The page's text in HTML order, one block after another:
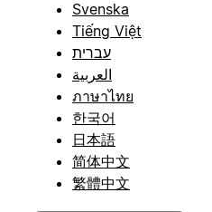
Svenska
Tiếng Việt
עברית
العربية
ภาษาไทย
한국어
日本語
简体中文
繁體中文